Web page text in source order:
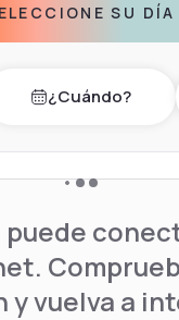
SU DÍA
day¿Cuándo?
puede
y vuelva a